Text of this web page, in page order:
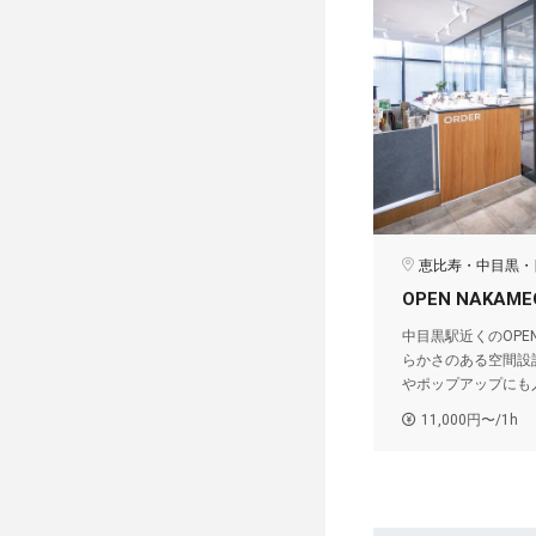
恵比寿・中目黒
OPEN
中目黒駅近くの
らかさのある空間
やポップアップに
11,000円〜/1h